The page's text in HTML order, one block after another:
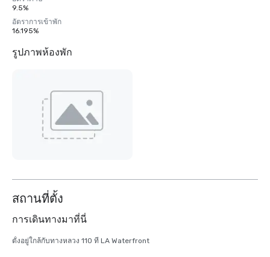
9.5%
อัตราการเข้าพัก
16.195%
รูปภาพห้องพัก
สถานที่ตั้ง
การเดินทางมาที่นี่
ตั้งอยู่ใกล้กับทางหลวง 110 ที่ LA Waterfront